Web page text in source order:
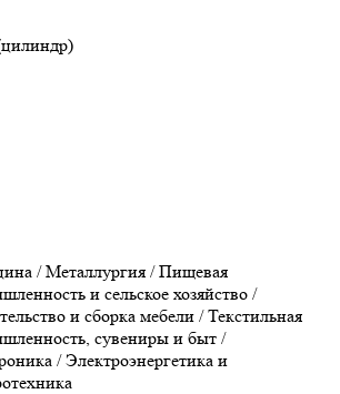
/ Металлургия / Пищевая
и сельское хозяйство /
и сборка мебели / Текстильная
сувениры и быт /
/ Электроэнергетика и